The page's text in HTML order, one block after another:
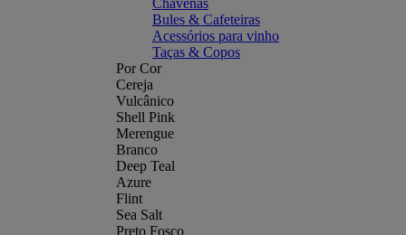
Chávenas
Bules & Cafeteiras
Acessórios para vinho
Taças & Copos
Por Cor
Cereja
Vulcânico
Shell Pink
Merengue
Branco
Deep Teal
Azure
Flint
Sea Salt
Preto Fosco